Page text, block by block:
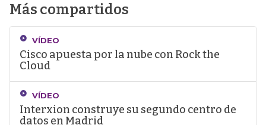
Más compartidos
VÍDEO
Cisco apuesta por la nube con Rock the
Cloud
VÍDEO
Interxion construye su segundo centro de
datos en Madrid